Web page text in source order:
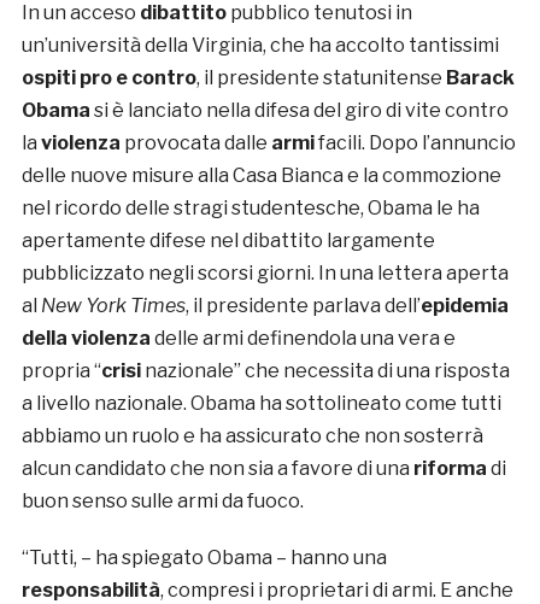
In un acceso dibattitopubblico tenutosi in
un’università della Virginia, che ha accolto tantissimi
ospiti pro e contro, il presidente statunitense Barack
Obama si è lanciato nella difesa del giro di vite contro
la violenza provocata dalle armifacili. Dopo l’annuncio
delle nuove misure alla Casa Bianca e la commozione
nel ricordo delle stragi studentesche, Obama le ha
apertamente difese nel dibattito largamente
pubblicizzato negli scorsi giorni. In una lettera aperta
al New York Times, il presidente parlava dell’epidemia
della violenza delle armi definendola una vera e
propria “crisinazionale” che necessita di una risposta
a livello nazionale. Obama ha sottolineato come tutti
abbiamo un ruolo e ha assicurato che non sosterrà
alcun candidato che non sia a favore di una riforma di
buon senso sulle armi da fuoco.
“Tutti, – ha spiegato Obama – hanno una
responsabilità, compresi i proprietari di armi. E anche